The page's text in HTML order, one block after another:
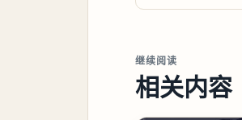
继续阅读
相关内容